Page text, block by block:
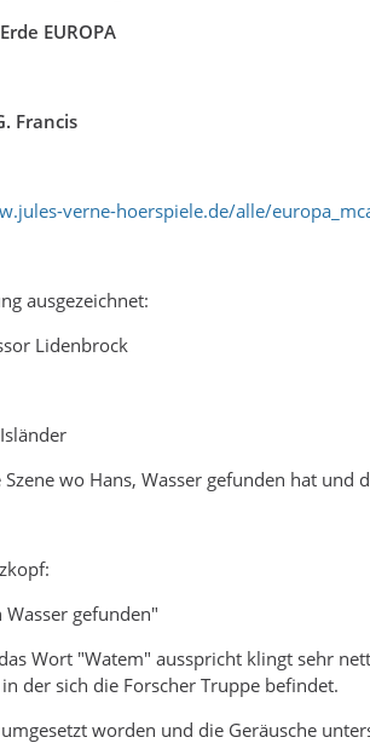
EUROPA
Francis
verne-hoerspiele.de/alle/
ausgezeichnet:
Lidenbrock
wo Hans, Wasser gefunden hat und
Wasser gefunden"
Wort "Watem" ausspricht klingt sehr
der sich die Forscher Truppe befindet.
worden und die Geräusche